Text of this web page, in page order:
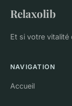
Relaxolib
Et si votre
NAVIGATION
Accueil